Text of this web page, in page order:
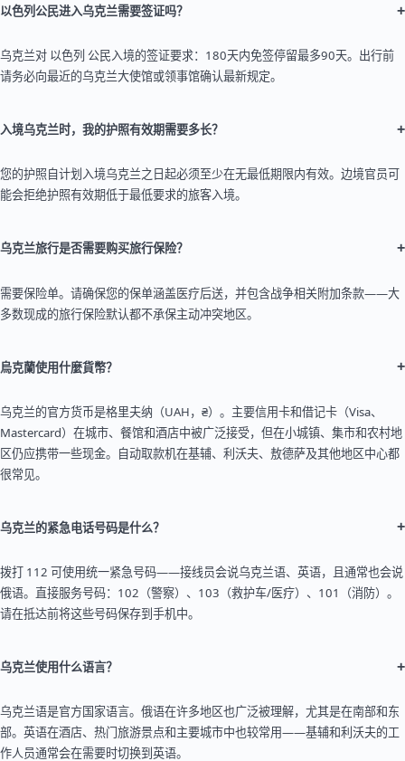
以色列公民进入乌克兰需要签证吗？ +
乌克兰对 以色列 公民入境的签证要求：180天内免签停留最多90天。出行前
请务必向最近的乌克兰大使馆或领事馆确认最新规定。
入境乌克兰时，我的护照有效期需要多长？ +
您的护照自计划入境乌克兰之日起必须至少在无最低期限内有效。边境官员可
能会拒绝护照有效期低于最低要求的旅客入境。
乌克兰旅行是否需要购买旅行保险？ +
需要保险单。请确保您的保单涵盖医疗后送，并包含战争相关附加条款——大
多数现成的旅行保险默认都不承保主动冲突地区。
烏克蘭使用什麼貨幣？ +
乌克兰的官方货币是格里夫纳（UAH，₴）。主要信用卡和借记卡（Visa、
Mastercard）在城市、餐馆和酒店中被广泛接受，但在小城镇、集市和农村地
区仍应携带一些现金。自动取款机在基辅、利沃夫、敖德萨及其他地区中心都
很常见。
乌克兰的紧急电话号码是什么？ +
拨打 112 可使用统一紧急号码——接线员会说乌克兰语、英语，且通常也会说
俄语。直接服务号码：102（警察）、103（救护车/医疗）、101（消防）。
请在抵达前将这些号码保存到手机中。
乌克兰使用什么语言？ +
乌克兰语是官方国家语言。俄语在许多地区也广泛被理解，尤其是在南部和东
部。英语在酒店、热门旅游景点和主要城市中也较常用——基辅和利沃夫的工
作人员通常会在需要时切换到英语。